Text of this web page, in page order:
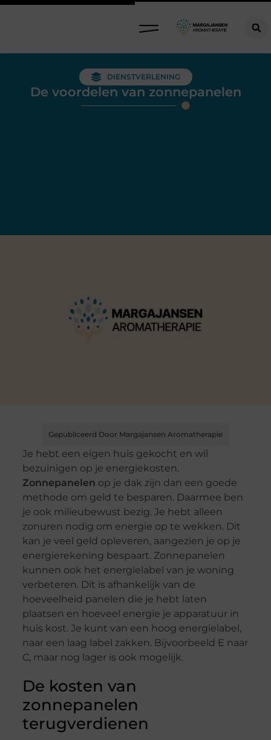
DIENSTVERLENING
De voordelen van zonnepanelen
Gepubliceerd Door Margajansen Aromatherapie
Je hebt een eigen huis gekocht en wil
bezuinigen op je energiekosten.
Zonnepanelen op je dak zijn dan een goede
methode om geld te besparen. Daarmee ben
je ook milieubewust bezig. Je hebt alleen
zonuren nodig om energie op te wekken. Dit
kan je veel geld opleveren, aangezien je op je
energierekening bespaart. Zonnepanelen
kunnen ook het energielabel van je woning
verbeteren. Dit is afhankelijk van de
hoeveelheid panelen die je hebt laten
plaatsen en hoeveel energie je apparatuur in
huis kost. Je kunt van een hoog energielabel,
naar een laag label zakken. Bijvoorbeeld E naar
C, maar nog lager is ook mogelijk.
De kosten van
zonnepanelen
terugverdienen